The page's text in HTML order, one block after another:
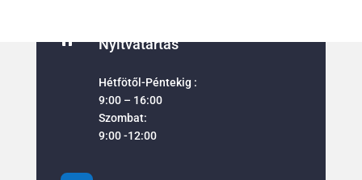
 Nyitvatartás
Hétfötől-Péntekig :
9:00 – 16:00
Szombat:
9:00 -12:00